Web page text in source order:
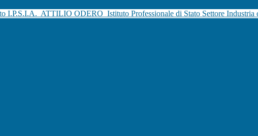
I.P.S.I.A. ATTILIO ODERO Istituto Professionale di Stato Settore Industria